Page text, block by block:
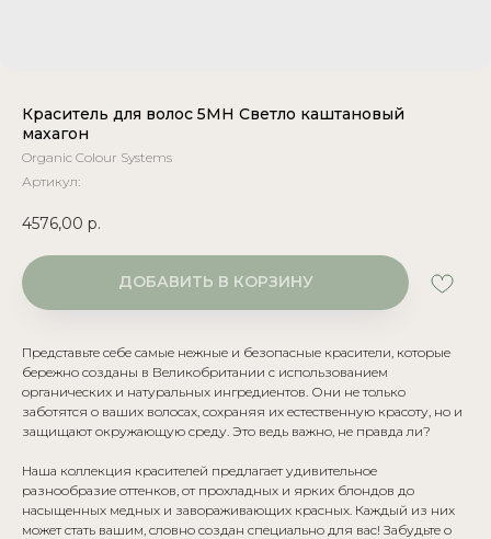
Краситель для волос 5MH Светло каштановый
махагон
Organic Colour Systems
Артикул:
4576,00 р.
ДОБАВИТЬ В КОРЗИНУ
Представьте себе самые нежные и безопасные красители, которые
бережно созданы в Великобритании с использованием
органических и натуральных ингредиентов. Они не только
заботятся о ваших волосах, сохраняя их естественную красоту, но и
защищают окружающую среду. Это ведь важно, не правда ли?
Наша коллекция красителей предлагает удивительное
разнообразие оттенков, от прохладных и ярких блондов до
насыщенных медных и завораживающих красных. Каждый из них
может стать вашим, словно создан специально для вас! Забудьте о